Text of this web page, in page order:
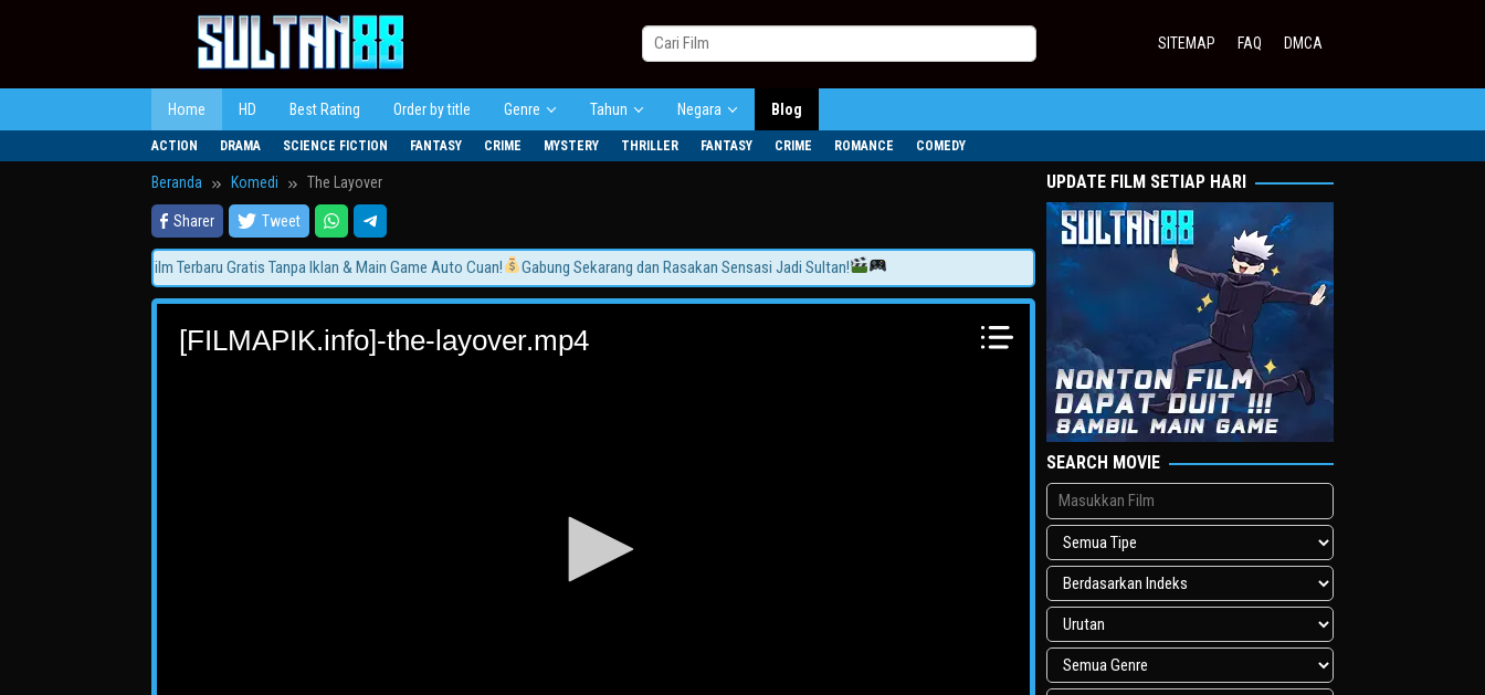
SITEMAP FAQ DMCA
Home HD Best Rating Order by title Genre Tahun Negara Blog
ACTION DRAMA SCIENCE FICTION FANTASY CRIME MYSTERY THRILLER FANTASY CRIME ROMANCE COMEDY
Beranda Komedi The Layover
Sharer Tweet
Hadir! Nonton Film Terbaru Gratis Tanpa Iklan & Main Game Auto Cuan! Gabung Sekarang dan Rasakan Sensasi Jadi Sultan!
UPDATE FILM SETIAP HARI
SEARCH MOVIE